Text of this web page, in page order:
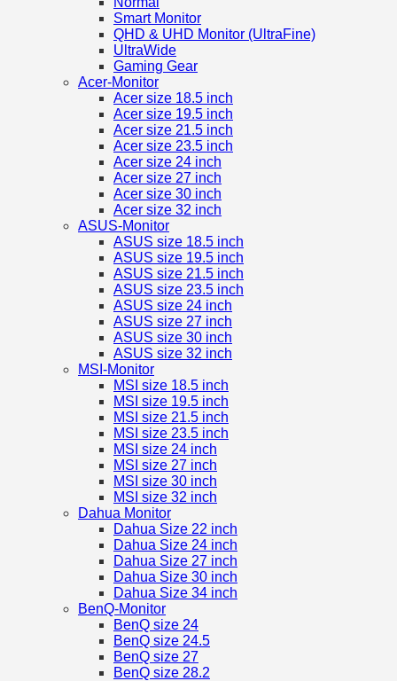
Smart Monitor
QHD & UHD Monitor (UltraFine)
UltraWide
Gaming Gear
Acer-Monitor
Acer size 18.5 inch
Acer size 19.5 inch
Acer size 21.5 inch
Acer size 23.5 inch
Acer size 24 inch
Acer size 27 inch
Acer size 30 inch
Acer size 32 inch
ASUS-Monitor
ASUS size 18.5 inch
ASUS size 19.5 inch
ASUS size 21.5 inch
ASUS size 23.5 inch
ASUS size 24 inch
ASUS size 27 inch
ASUS size 30 inch
ASUS size 32 inch
MSI-Monitor
MSI size 18.5 inch
MSI size 19.5 inch
MSI size 21.5 inch
MSI size 23.5 inch
MSI size 24 inch
MSI size 27 inch
MSI size 30 inch
MSI size 32 inch
Dahua Monitor
Dahua Size 22 inch
Dahua Size 24 inch
Dahua Size 27 inch
Dahua Size 30 inch
Dahua Size 34 inch
BenQ-Monitor
BenQ size 24
BenQ size 24.5
BenQ size 27
BenQ size 28.2